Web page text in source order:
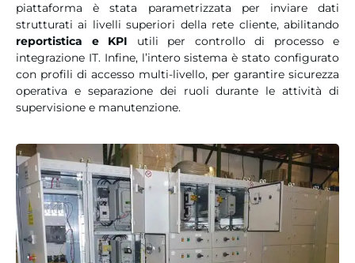
piattaforma è stata parametrizzata per inviare dati
strutturati ai livelli superiori della rete cliente, abilitando
reportistica e KPI utili per controllo di processo e
integrazione IT. Infine, l’intero sistema è stato configurato
con profili di accesso multi-livello, per garantire sicurezza
operativa e separazione dei ruoli durante le attività di
supervisione e manutenzione.